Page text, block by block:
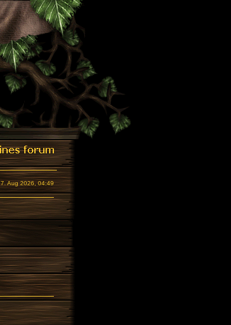
7. Aug 2026, 04:49